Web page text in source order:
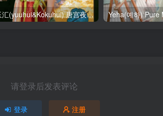
玉汇(yuuhui&Kokuhui) 唐宫夜宴 [136P-1.47GB]
请登录后发表评论
登录 注册